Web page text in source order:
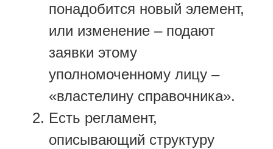
понадобится новый элемент,
или изменение – подают
заявки этому
уполномоченному лицу –
«властелину справочника».
Есть регламент,
описывающий структуру